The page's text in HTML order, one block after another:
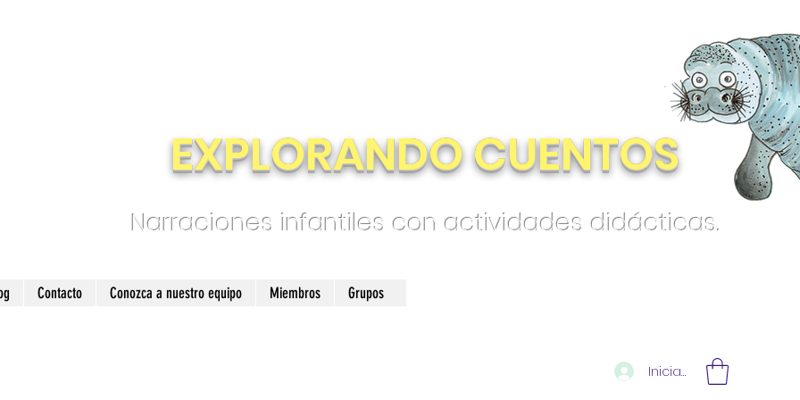
EXPLORANDO CUENTOS
Narraciones infantiles con actividades didácticas.
Iniciar sesión
Contacto Conozca a nuestro equipo Miembros Grupos